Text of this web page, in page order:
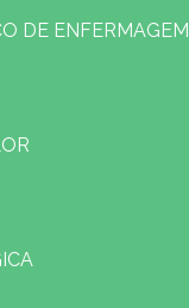
DE ENFERMAGEM